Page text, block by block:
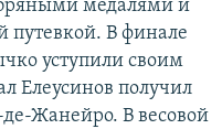
медалями и
путевкой. В финале
уступили своим
Елеусинов получил
Жанейро. В весовой